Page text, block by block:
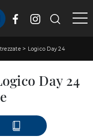
> Logico Day 24
Day 24